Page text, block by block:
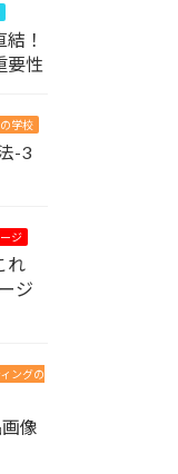
！
要性
学校
-3
ジ
れ
ジ
ングの
像